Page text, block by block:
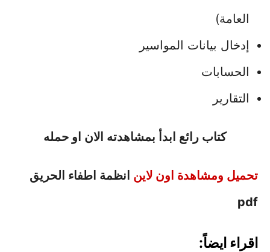
العامة)
إدخال بيانات المواسير
الحسابات
التقارير
كتاب رائع ابدأ بمشاهدته الان او حمله
تحميل ومشاهدة اون لاين انظمة اطفاء الحريق
pdf
اقراء ايضاً: